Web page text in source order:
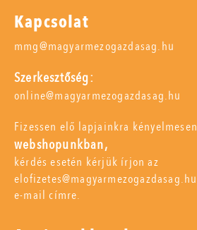
Kapcsolat
mmg@magyarmezogazdasag.hu
Szerkesztőség:
online@magyarmezogazdasag.hu
Fizessen elő lapjainkra kényelmesen
webshopunkban,
kérdés esetén kérjük írjon az
elofizetes@magyarmezogazdasag.hu
e-mail címre.